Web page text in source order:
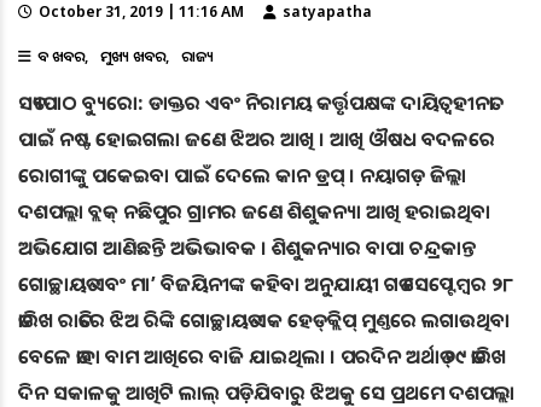
October 31, 2019 | 11:16 AM satyapatha
ବଡ ଖବର ମୁଖ୍ୟ ଖବର ରାଜ୍ୟ
ସତ୍ୟପାଠ ବ୍ୟୁରୋ: ଡାକ୍ତର ଏବଂ ନିରାମୟ କର୍ତ୍ତୃପକ୍ଷଙ୍କ ଦାୟିତ୍ବହୀନତା
ପାଇଁ ନଷ୍ଟ ହୋଇଗଲା ଜଣେ ଝିଅର ଆଖି । ଆଖି ଔଷଧ ବଦଳରେ
ରୋଗୀଙ୍କୁ ପକେଇବା ପାଇଁ ଦେଲେ କାନ ଡ୍ରପ୍ । ନୟାଗଡ଼ ଜିଲ୍ଲା
ଦଶପଲ୍ଲା ବ୍ଲକ୍‌ ନଛିପୁର ଗ୍ରାମର ଜଣେ ଶିଶୁକନ୍ୟା ଆଖି ହରାଇଥିବା
ଅଭିଯୋଗ ଆଣିଛନ୍ତି ଅଭିଭାବକ । ଶିଶୁକନ୍ୟାର ବାପା ଚନ୍ଦ୍ରକାନ୍ତ
ଗୋଚ୍ଛାୟତ ଏବଂ ମା’ ବିଜୟିନୀଙ୍କ କହିବା ଅନୁଯାୟୀ ଗତ ସେପ୍ଟେମ୍ବର ୨୮
ତାରିଖ ରାତିରେ ଝିଅ ରିଙ୍କି ଗୋଚ୍ଛାୟତ ଏକ ହେଡ୍‌କ୍ଲିପ୍ ମୁଣ୍ତରେ ଲଗାଉଥିବା
ବେଳେ ତାହା ବାମ ଆଖିରେ ବାଜି ଯାଇଥିଲା । ପରଦିନ ଅର୍ଥାତ୍ ୨୯ ତାରିଖ
ଦିନ ସକାଳକୁ ଆଖିଟି ଲାଲ୍ ପଡ଼ିଯିବାରୁ ଝିଅକୁ ସେ ପ୍ରଥମେ ଦଶପଲ୍ଲା